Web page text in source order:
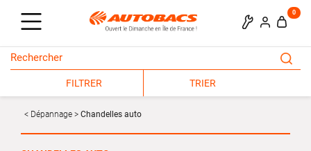
0
FILTRER TRIER
Dépannage Chandelles auto